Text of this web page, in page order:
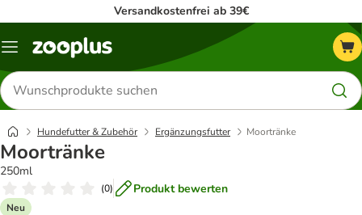
Versandkostenfrei ab 39€
Menü
Produkte
suchen
Hundefutter & Zubehör Ergänzungsfutter Moortränke
Moortränke
250ml
(0) Produkt bewerten
Neu